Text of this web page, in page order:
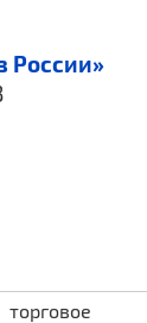
России»
торговое